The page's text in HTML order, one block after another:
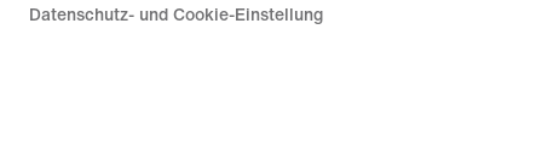
Datenschutz- und Cookie-Einstellung